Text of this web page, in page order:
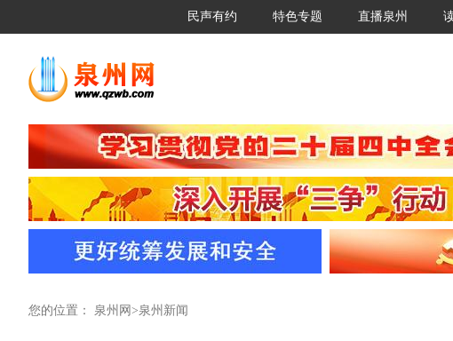
民声有约 特色专题 直播泉州
您的位置： 泉州网 >泉州新闻